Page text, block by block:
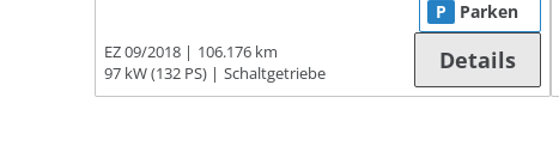
EZ 09/2018
106.176 km
97 kW (132 PS)
Schaltgetriebe
P Parken
Details